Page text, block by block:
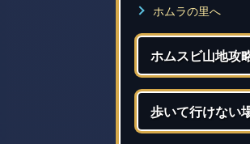
ホムラの里へ
ホムスビ山地攻
歩いて行けない